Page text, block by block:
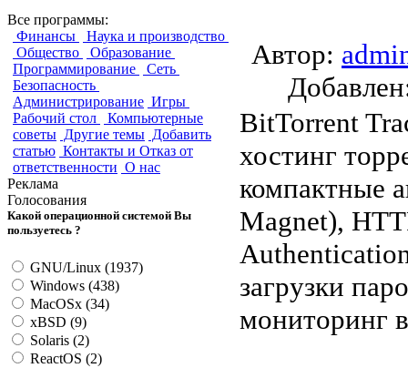
Все программы:
Финансы
Наука и производство
Общество
Образование
Программирование
Сеть
Безопасность
Администрирование Игры
Рабочий стол
Компьютерные
советы Другие темы Добавить
статью Контакты и Отказ от
ответственности О нас
Реклама
Голосования
Какой операционной системой Вы
пользуетесь ?
GNU/Linux (1937)
Windows (438)
MacOSx (34)
xBSD (9)
Solaris (2)
ReactOS (2)
Автор:
BitTorrent
хостинг
компактные
Magnet),
загрузки
мониторинг